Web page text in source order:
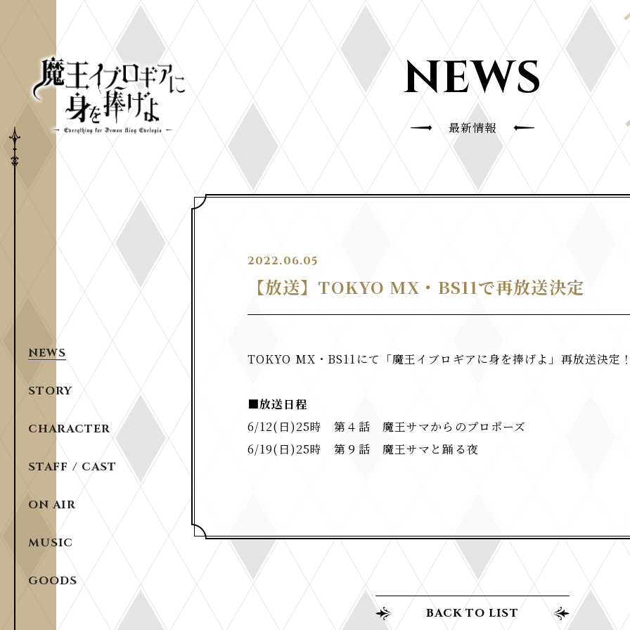
NEWS
STORY
CHARACTER
STAFF / CAST
ON AIR
MUSIC
GOODS
NEWS
最新情報
2022.06.05
【放送】TOKYO MX・BS11で再放送決定
TOKYO MX・BS11にて「​魔王イブロギアに身を捧げよ」再放送決定！
■放送日程
6/12(日)25時​ 第４話 魔王サマからのプロポーズ
6/19(日)25時​ 第９話 魔王サマと踊る夜
BACK TO LIST